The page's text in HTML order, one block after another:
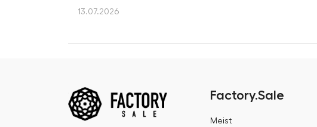
13.07.2026
Factory.Sale
Meist